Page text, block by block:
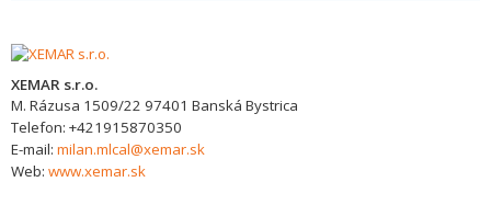
XEMAR s.r.o.
M. Rázusa 1509/22 97401 Banská Bystrica
Telefon: +421915870350
E-mail: milan.mlcal@xemar.sk
Web: www.xemar.sk